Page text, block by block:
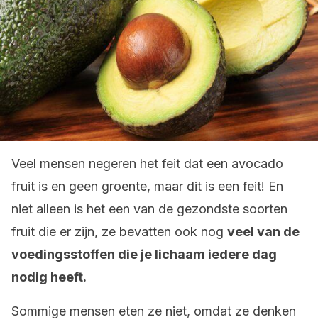
Veel mensen negeren het feit dat een avocado
fruit is en geen groente, maar dit is een feit! En
niet alleen is het een van de gezondste soorten
fruit die er zijn, ze bevatten ook nog veel van de
voedingsstoffen die je lichaam iedere dag
nodig heeft.
Sommige mensen eten ze niet, omdat ze denken